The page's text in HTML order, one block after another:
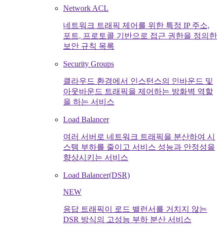
Network ACL
네트워크 트래픽 제어를 위한 특정 IP 주소,
포트, 프로토콜 기반으로 접근 권한을 정의한
보안 규칙 목록
Security Groups
클라우드 환경에서 인스턴스의 인바운드 및
아웃바운드 트래픽을 제어하는 방화벽 역할
을 하는 서비스
Load Balancer
여러 서버로 네트워크 트래픽을 분산하여 시
스템 부하를 줄이고 서비스 성능과 안정성을
향상시키는 서비스
Load Balancer(DSR)
NEW
응답 트래픽이 로드 밸런서를 거치지 않는
DSR 방식의 고성능 부하 분산 서비스